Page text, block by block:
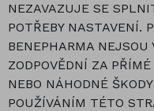
NEZAVAZUJE SE
POTŘEBY NASTAVENÍ.
BENEPHARMA NEJSOU
ZODPOVĚDNÍ ZA
NEBO NÁHODNÉ
POUŽÍVÁNÍM TÉTO